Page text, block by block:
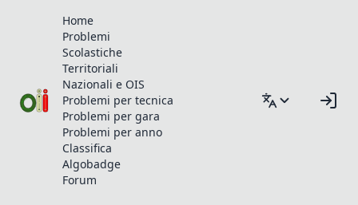
Home
Problemi
Scolastiche
Territoriali
Nazionali e OIS
Problemi per tecnica
Problemi per gara
Problemi per anno
Classifica
Algobadge
Forum